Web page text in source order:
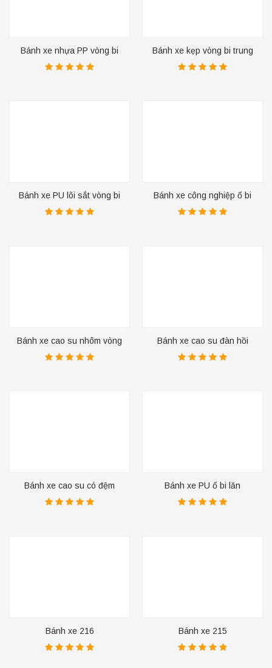
Bánh xe nhựa PP vòng bi
kép
Bánh xe kẹp vòng bi trung
tâm
Bánh xe PU lõi sắt vòng bi
sắt
Bánh xe công nghiệp ổ bi
trung tâm
Bánh xe cao su nhôm vòng
bi kép
Bánh xe cao su đàn hồi
vòng bi lăn
Bánh xe cao su có đệm Bánh xe PU ổ bi lăn
Bánh xe 216 Bánh xe 215